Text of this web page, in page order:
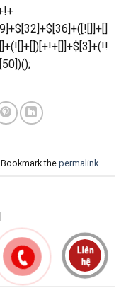
. Bookmark the permalink.